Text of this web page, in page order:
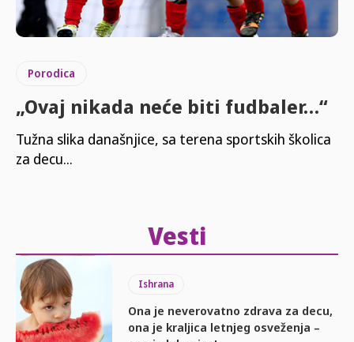
Porodica
„Ovaj nikada neće biti fudbaler…“
Tužna slika današnjice, sa terena sportskih školica
za decu...
Vesti
Ishrana
Ona je neverovatno zdrava za decu,
ona je kraljica letnjeg osveženja –